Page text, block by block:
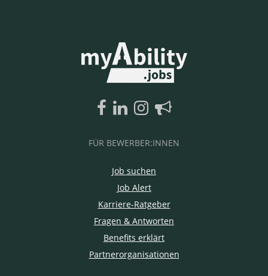
FÜR BEWERBER:INNEN
Job suchen
Job Alert
Karriere-Ratgeber
Fragen & Antworten
Benefits erklärt
Partnerorganisationen